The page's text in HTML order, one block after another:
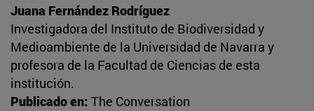
Juana Fernández Rodríguez
Investigadora del Instituto de Biodiversidad y
Medioambiente de la Universidad de Navarra y
profesora de la Facultad de Ciencias de esta
institución.
Publicado en: The Conversation